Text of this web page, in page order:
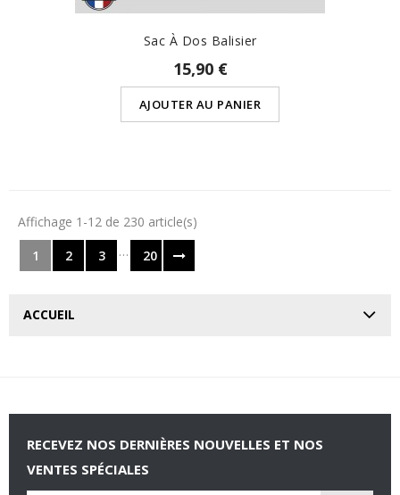
Sac À Dos Balisier
15,90 €
AJOUTER AU PANIER
Affichage 1-12 de 230 article(s)
1
2 3 … 20
ACCUEIL
RECEVEZ NOS DERNIÈRES NOUVELLES ET NOS
VENTES SPÉCIALES